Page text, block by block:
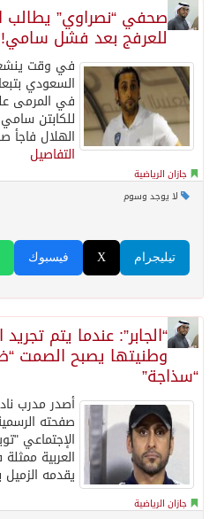
صحفي “نصراوي” يطالب
للعرفج بعد فشل سامي!
في وقت
السعودي
في المرمى
للكابتن سامي
الهلال
التفاصيل
جازان الرياضية
لا يوجد وسوم
فيسبوك X تيليجرام
“الجابر”: عندما يتم
وطنيتها يصبح الصمت
“سذاجة”
أصدر مدرب
صفحته
الإجتماعي
العربية
يقدمه الزميل
جازان الرياضية